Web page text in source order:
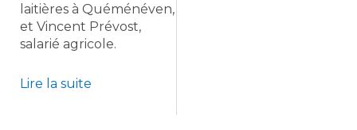
laitières à Quéménéven,
et Vincent Prévost,
salarié agricole.
Lire la suite